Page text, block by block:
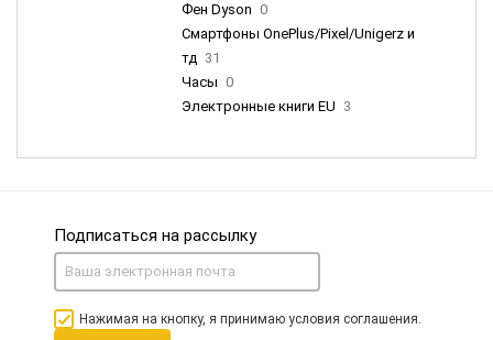
Фен Dyson 0
Смартфоны OnePlus/Pixel/Unigerz и
тд 31
Часы 0
Электронные книги EU 3
Подписаться на рассылку
Нажимая на кнопку, я принимаю условия соглашения.